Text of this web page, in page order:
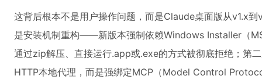
这背后根本不是用户操作问题，而是Claude桌面版从v1.x
是安装机制重构——新版本强制依赖Windows Installer（
通过zip解压、直接运行.app或.exe的方式被彻底拒绝；
HTTP本地代理，而是强绑定MCP（Model Control